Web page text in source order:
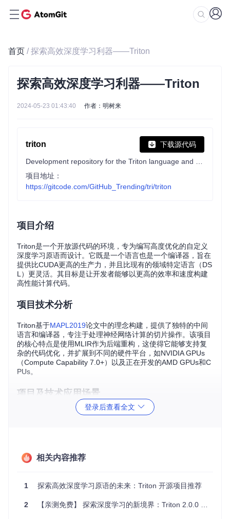
首页 / 探索高效深度学习利器——Triton
探索高效深度学习利器——Triton
2024-05-23 01:43:40 作者：明树来
triton 下载源代码
项目地址：
https://gitcode.com/GitHub_Trending/tri/triton
项目介绍
Triton是一个开放源代码的环境，专为编写高度优化的自定义
深度学习原语而设计。它既是一个语言也是一个编译器，旨在
提供比CUDA更高的生产力，并且比现有的领域特定语言（DS
L）更灵活。其目标是让开发者能够以更高的效率和速度构建
高性能计算代码。
项目技术分析
Triton基于MAPL2019论文中的理念构建，提供了独特的中间
语言和编译器，专注于处理神经网络计算的切片操作。该项目
的核心特点是使用MLIR作为后端重构，这使得它能够支持复
杂的代码优化，并扩展到不同的硬件平台，如NVIDIA GPUs
（Compute Capability 7.0+）以及正在开发的AMD GPUs和C
PUs。
项目及技术应用场景
在实际应用中，Triton适用于需要高效并行计算的场景，特别
架构或实施边缘计算解决方案时。
项目特点
登录后查看全文
相关内容推荐
1 探索高效深度学习原语的未来：Triton 开源项目推荐
2 【亲测免费】 探索深度学习的新境界：Triton 2.0.0 Windows版一键部署加速之旅